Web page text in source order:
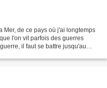
Mer, de ce pays où j'ai longtemps
l'on vit parfois des guerres
il faut se battre jusqu'au